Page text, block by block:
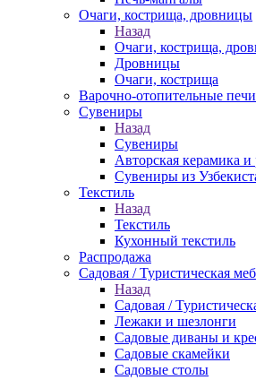
Очаги, кострища, дровницы
Назад
Очаги, кострища,
Дровницы
Очаги, кострища
Варочно-отопительные печи
Сувениры
Назад
Сувениры
Авторская керамика и
Сувениры из
Текстиль
Назад
Текстиль
Кухонный текстиль
Распродажа
Садовая / Туристическая
Назад
Садовая /
Лежаки и шезлонги
Садовые диваны и
Садовые скамейки
Садовые столы